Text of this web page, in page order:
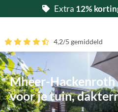
naar
inhoud
Extra 12%
4,2/5 gemiddeld
Mheer-Hackenroth
voor je tuin,